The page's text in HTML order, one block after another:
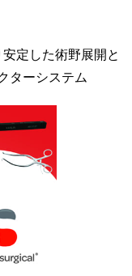
定した術野展開と
ターシステム